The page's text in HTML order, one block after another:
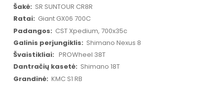
SR SUNTOUR CR8R
Giant GX06 700C
CST Xpedium, 700x35c
Shimano Nexus 8
PROWheel 38T
Shimano 18T
KMC S1 ​​RB